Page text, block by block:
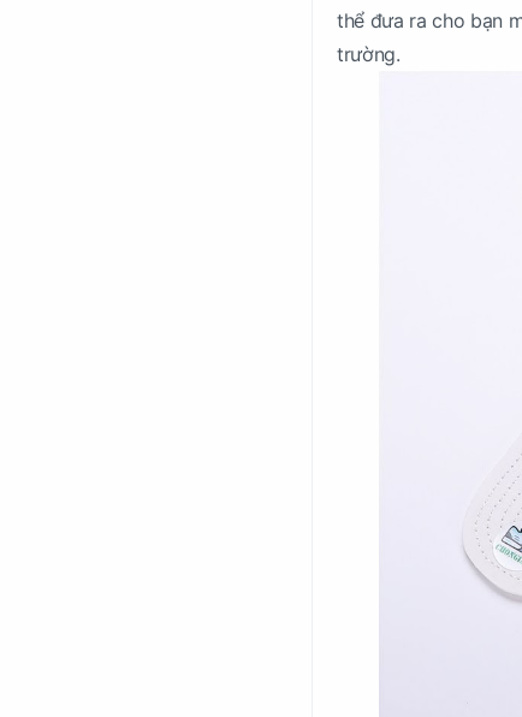
thể đưa ra cho bạn
trường.